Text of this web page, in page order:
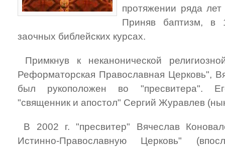
протяжении ряда
Приняв баптизм, в
заочных библейских курсах.
Примкнув к неканонической
Реформаторская Православная Церковь",
был рукоположен во "пресвитера".
"священник и апостол" Сергий Журавлев
В 2002 г. "пресвитер" Вячеслав
Истинно-Православную Церковь"